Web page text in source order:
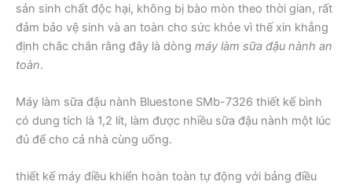
sản sinh chất độc hại, không bị bào mòn theo thời gian, rất
đảm bảo vệ sinh và an toàn cho sức khỏe vì thế xin khẳng
định chắc chắn rằng đây là dòng máy làm sữa đậu nành an
toàn.
Máy làm sữa đậu nành Bluestone SMb-7326 thiết kế bình
có dung tích là 1,2 lít, làm được nhiều sữa đậu nành một lúc
đủ để cho cả nhà cùng uống.
thiết kế máy điều khiển hoàn toàn tự động với bảng điều